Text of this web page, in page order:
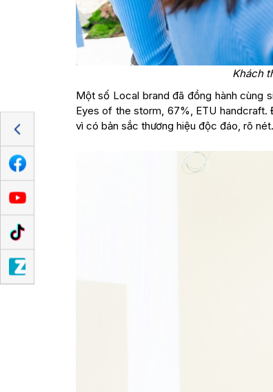
Khách
Một số Local brand đã đồng hành cùng
Eyes of the storm, 67%, ETU
vì có bản sắc thương hiệu độc đáo, rõ nét.